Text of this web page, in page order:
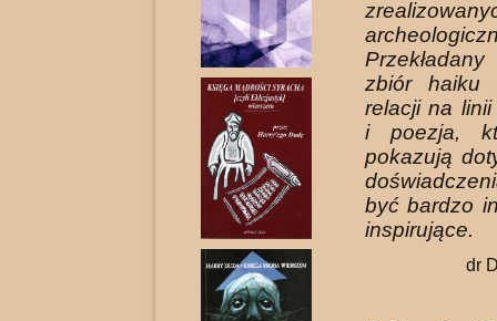
zbiór haiku
relacji na
i poezja,
pokazują
być bardzo
inspirujące.
dr